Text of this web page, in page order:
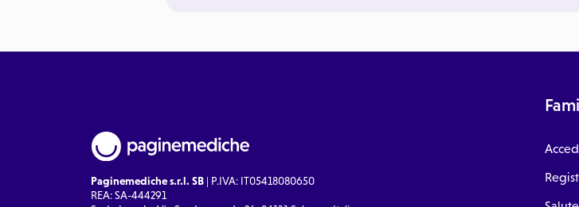
Paginemediche s.r.l. SB | P.IVA: IT05418080650
REA: SA-444291